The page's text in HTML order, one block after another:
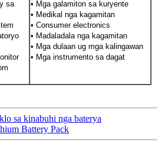
sa
• Mga galamiton sa kuryente
• Medikal nga kagamitan
• Consumer electronics
• Madaladala nga kagamitan
• Mga dulaan ug mga kalingawan
• Mga instrumento sa dagat
sa kinabuhi nga baterya
Battery Pack